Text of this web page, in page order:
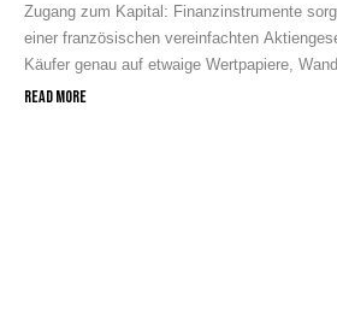
Zugang zum Kapital: Finanzinstrumente
einer französischen vereinfachten
Käufer genau auf etwaige Wertpapiere,
und -Darlehen achten, die unter bestimmten
durch einen Kontrollwechsel ausgelöst. Ihre
einen dazu führen, dass neue Aktionäre
Read More